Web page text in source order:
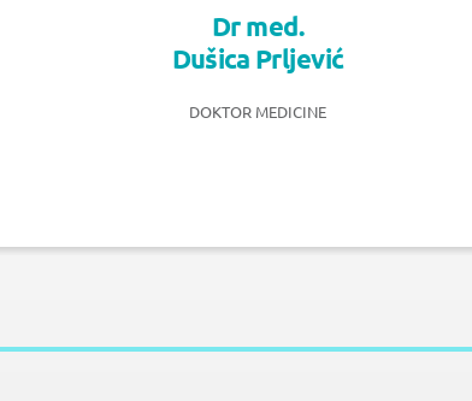
Dr med.
Dušica Prljević
DOKTOR MEDICINE